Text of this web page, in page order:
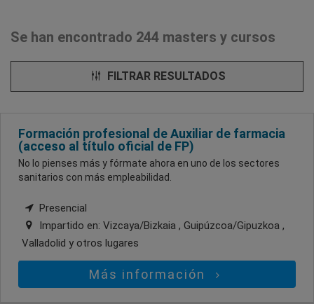
Se han encontrado 244 masters y cursos
FILTRAR RESULTADOS
Formación profesional de Auxiliar de farmacia
(acceso al título oficial de FP)
No lo pienses más y fórmate ahora en uno de los sectores
sanitarios con más empleabilidad.
Presencial
Impartido en: Vizcaya/Bizkaia , Guipúzcoa/Gipuzkoa ,
Valladolid y otros lugares
Más información